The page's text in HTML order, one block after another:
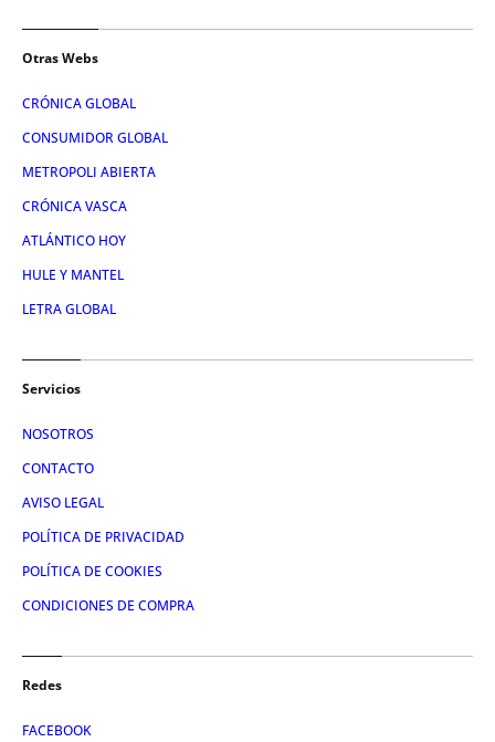
Otras Webs
CRÓNICA GLOBAL
CONSUMIDOR GLOBAL
METROPOLI ABIERTA
CRÓNICA VASCA
ATLÁNTICO HOY
HULE Y MANTEL
LETRA GLOBAL
Servicios
NOSOTROS
CONTACTO
AVISO LEGAL
POLÍTICA DE PRIVACIDAD
POLÍTICA DE COOKIES
CONDICIONES DE COMPRA
Redes
FACEBOOK